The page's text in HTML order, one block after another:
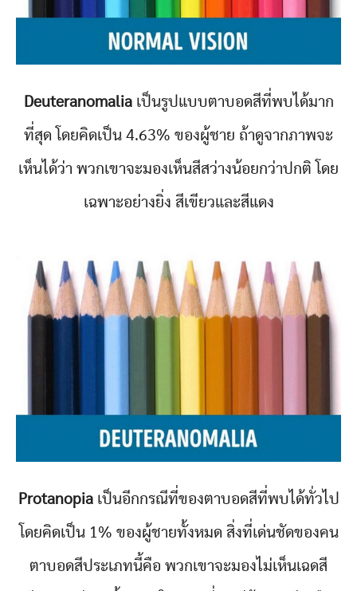
Deuteranomaliaเป็นรูปแบบตาบอดสีที่พบได้มาก
ที่สุด โดยคิดเป็น 4.63% ของผู้ชาย ถ้าดูจากภาพจะ
เห็นได้ว่า พวกเขาจะมองเห็นสีสว่างน้อยกว่าปกติ โดย
เฉพาะอย่างยิ่ง สีเขียวและสีแดง
Protanopiaเป็นอีกกรณีที่ของตาบอดสีที่พบได้ทั่วไป
โดยคิดเป็น 1% ของผู้ชายทั้งหมด สิ่งที่เด่นชัดของคน
ตาบอดสีประเภทนี้คือ พวกเขาจะมองไม่เห็นเฉดสี